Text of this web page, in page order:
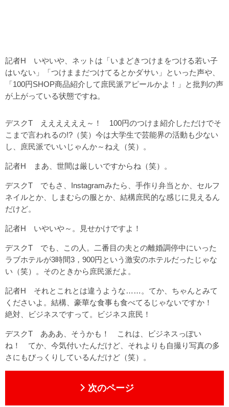
記者H いやいや、ネットは「いまどきつけまをつける若い子
はいない」「つけままだつけてるとかダサい」といった声や、
「100円SHOP商品紹介して庶民派アピールかよ！」と批判の声
が上がっている状態ですね。
デスクT ええええええ～！ 100円のつけま紹介しただけでそ
こまで言われるの!?（笑）今は大学生で芸能界の活動も少ない
し、庶民派でいいじゃんか～ねえ（笑）。
記者H まあ、世間は厳しいですからね（笑）。
デスクT でもさ、Instagramみたら、手作り弁当とか、セルフ
ネイルとか、しまむらの服とか、結構庶民的な感じに見えるん
だけど。
記者H いやいや～。見せかけですよ！
デスクT でも、この人。二番目の夫との離婚調停中にいった
ラブホテルが3時間3，900円という激安のホテルだったじゃな
い（笑）。そのときから庶民派だよ。
記者H それとこれとは違うような……。てか、ちゃんとみて
くださいよ。結構、豪華な食事も食べてるじゃないですか！
絶対、ビジネスですって。ビジネス庶民！
デスクT あああ、そうかも！ これは、ビジネスっぽい
ね！ てか、今気付いたんだけど、それよりも自撮り写真の多
さにもびっくりしているんだけど（笑）。
次のページ